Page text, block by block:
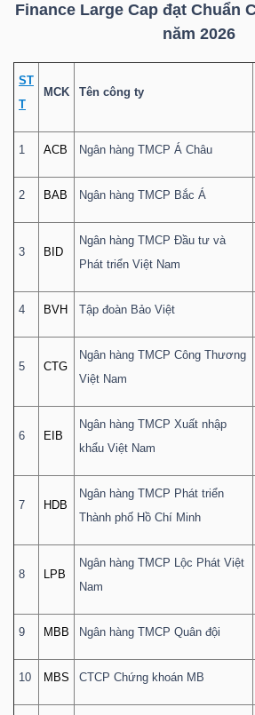
Finance Large Cap đạt Chuẩn
năm 2026
ST
T
MCK Tên công ty
1 ACB Ngân hàng TMCP Á Châu
2 BAB Ngân hàng TMCP Bắc Á
3 BID
Ngân hàng TMCP Đầu tư và
Phát triển Việt Nam
4 BVH Tập đoàn Bảo Việt
5 CTG
Ngân hàng TMCP Công Thương
Việt Nam
6 EIB
Ngân hàng TMCP Xuất nhập
khẩu Việt Nam
7 HDB
Ngân hàng TMCP Phát triển
Thành phố Hồ Chí Minh
8 LPB
Ngân hàng TMCP Lộc Phát Việt
Nam
9 MBB Ngân hàng TMCP Quân đội
10 MBS CTCP Chứng khoán MB
DỊCH
THÔNG
TIỆN
ÍCH
BẤT
ĐỘNG
Mã
khoán
Cổ phiếu